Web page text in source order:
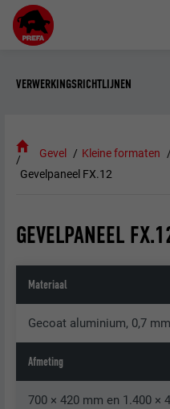
VERWERKINGSRICHTLIJNEN
Gevel Kleine formaten
Gevelpaneel FX.12
GEVELPANEEL
Materiaal
Gecoat aluminium, 0,7
Afmeting
700 × 420 mm en 1.400 ×